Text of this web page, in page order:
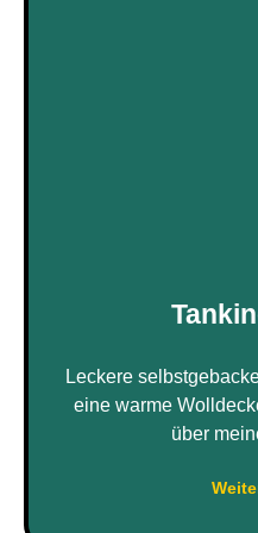
Leckere
eine warme
über